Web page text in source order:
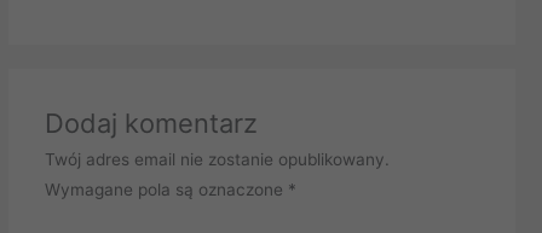
Dodaj komentarz
Twój adres email nie zostanie opublikowany.
Wymagane pola są oznaczone *